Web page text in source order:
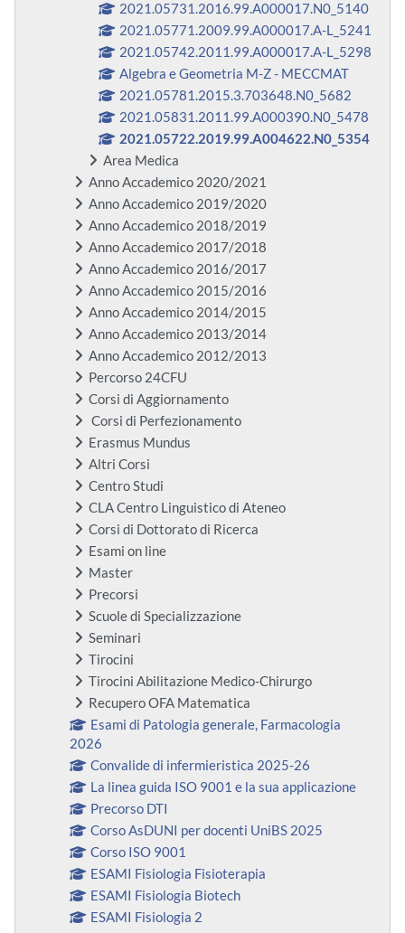
2021.05731.2016.99.A000017.N0_5140
2021.05771.2009.99.A000017.A-L_5241
2021.05742.2011.99.A000017.A-L_5298
Algebra e Geometria M-Z - MECCMAT
2021.05781.2015.3.703648.N0_5682
2021.05831.2011.99.A000390.N0_5478
2021.05722.2019.99.A004622.N0_5354
Area Medica
Anno Accademico 2020/2021
Anno Accademico 2019/2020
Anno Accademico 2018/2019
Anno Accademico 2017/2018
Anno Accademico 2016/2017
Anno Accademico 2015/2016
Anno Accademico 2014/2015
Anno Accademico 2013/2014
Anno Accademico 2012/2013
Percorso 24CFU
Corsi di Aggiornamento
Corsi di Perfezionamento
Erasmus Mundus
Altri Corsi
Centro Studi
CLA Centro Linguistico di Ateneo
Corsi di Dottorato di Ricerca
Esami on line
Master
Precorsi
Scuole di Specializzazione
Seminari
Tirocini
Tirocini Abilitazione Medico-Chirurgo
Recupero OFA Matematica
Esami di Patologia generale, Farmacologia
2026
Convalide di infermieristica 2025-26
La linea guida ISO 9001 e la sua applicazione
Precorso DTI
Corso AsDUNI per docenti UniBS 2025
Corso ISO 9001
ESAMI Fisiologia Fisioterapia
ESAMI Fisiologia Biotech
ESAMI Fisiologia 2